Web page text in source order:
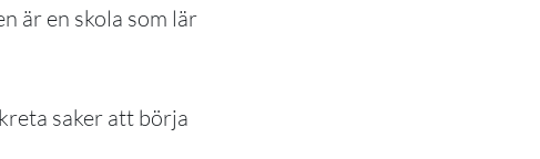
är en skola som lär
saker att börja